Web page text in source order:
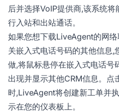
后并选择VoIP提供商,该系统
行入站和出站通话。
如果您想下载LiveAgent的网
关嵌入式电话号码的其他信息,
做,将鼠标悬停在嵌入式电话
出现并显示其他CRM信息。点
时,LiveAgent将创建新工单并
示在您的仪表板上。